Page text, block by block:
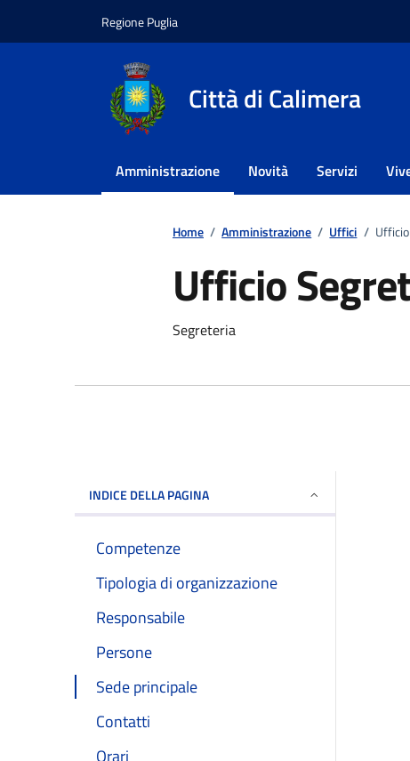
Regione Puglia
Città di Calimera
Amministrazione Novità Servizi
Home / Amministrazione / Uffici /
Ufficio
Segreteria
INDICE DELLA PAGINA
Competenze
Tipologia di organizzazione
Responsabile
Persone
Sede principale
Contatti
Orari